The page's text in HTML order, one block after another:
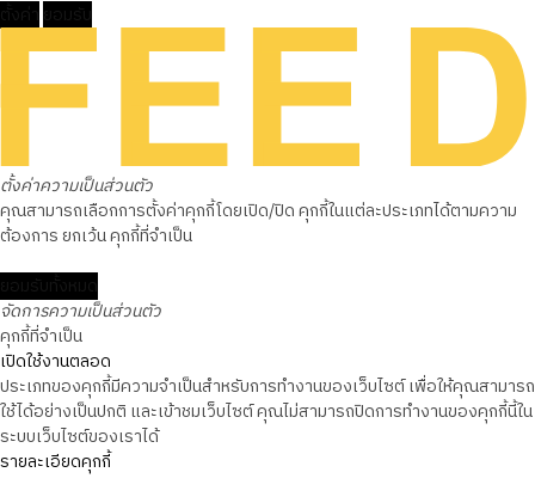
ตั้งค่าความเป็นส่วนตัว
คุณสามารถเลือกการตั้งค่าคุกกี้โดยเปิด/ปิด คุกกี้ในแต่ละประเภทได้ตามความ
ต้องการ ยกเว้น คุกกี้ที่จำเป็น
จัดการความเป็นส่วนตัว
คุกกี้ที่จำเป็น
เปิดใช้งานตลอด
ประเภทของคุกกี้มีความจำเป็นสำหรับการทำงานของเว็บไซต์ เพื่อให้คุณสามารถ
ใช้ได้อย่างเป็นปกติ และเข้าชมเว็บไซต์ คุณไม่สามารถปิดการทำงานของคุกกี้นี้ใน
ระบบเว็บไซต์ของเราได้
รายละเอียดคุกกี้